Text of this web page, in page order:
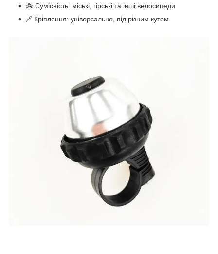
🚲 Сумісність: міські, гірські та інші велосипеди
🔗 Кріплення: універсальне, під різним кутом